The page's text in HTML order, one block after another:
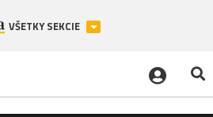
VŠETKY SEKCIE